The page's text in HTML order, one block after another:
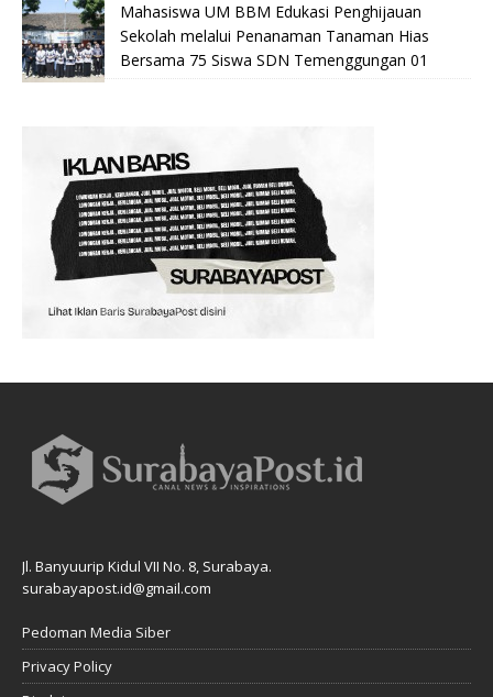
Mahasiswa UM BBM Edukasi Penghijauan
Sekolah melalui Penanaman Tanaman Hias
Bersama 75 Siswa SDN Temenggungan 01
Jl. Banyuurip Kidul VII No. 8, Surabaya.
surabayapost.id@gmail.com
Pedoman Media Siber
Privacy Policy